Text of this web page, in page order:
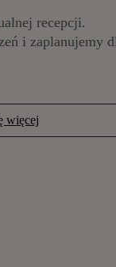
recepcji.
i zaplanujemy
więcej